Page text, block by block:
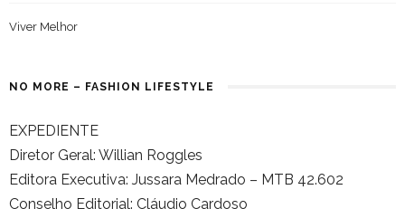
Viver Melhor
NO MORE – FASHION LIFESTYLE
EXPEDIENTE
Diretor Geral: Willian Roggles
Editora Executiva: Jussara Medrado – MTB 42.602
Conselho Editorial: Cláudio Cardoso